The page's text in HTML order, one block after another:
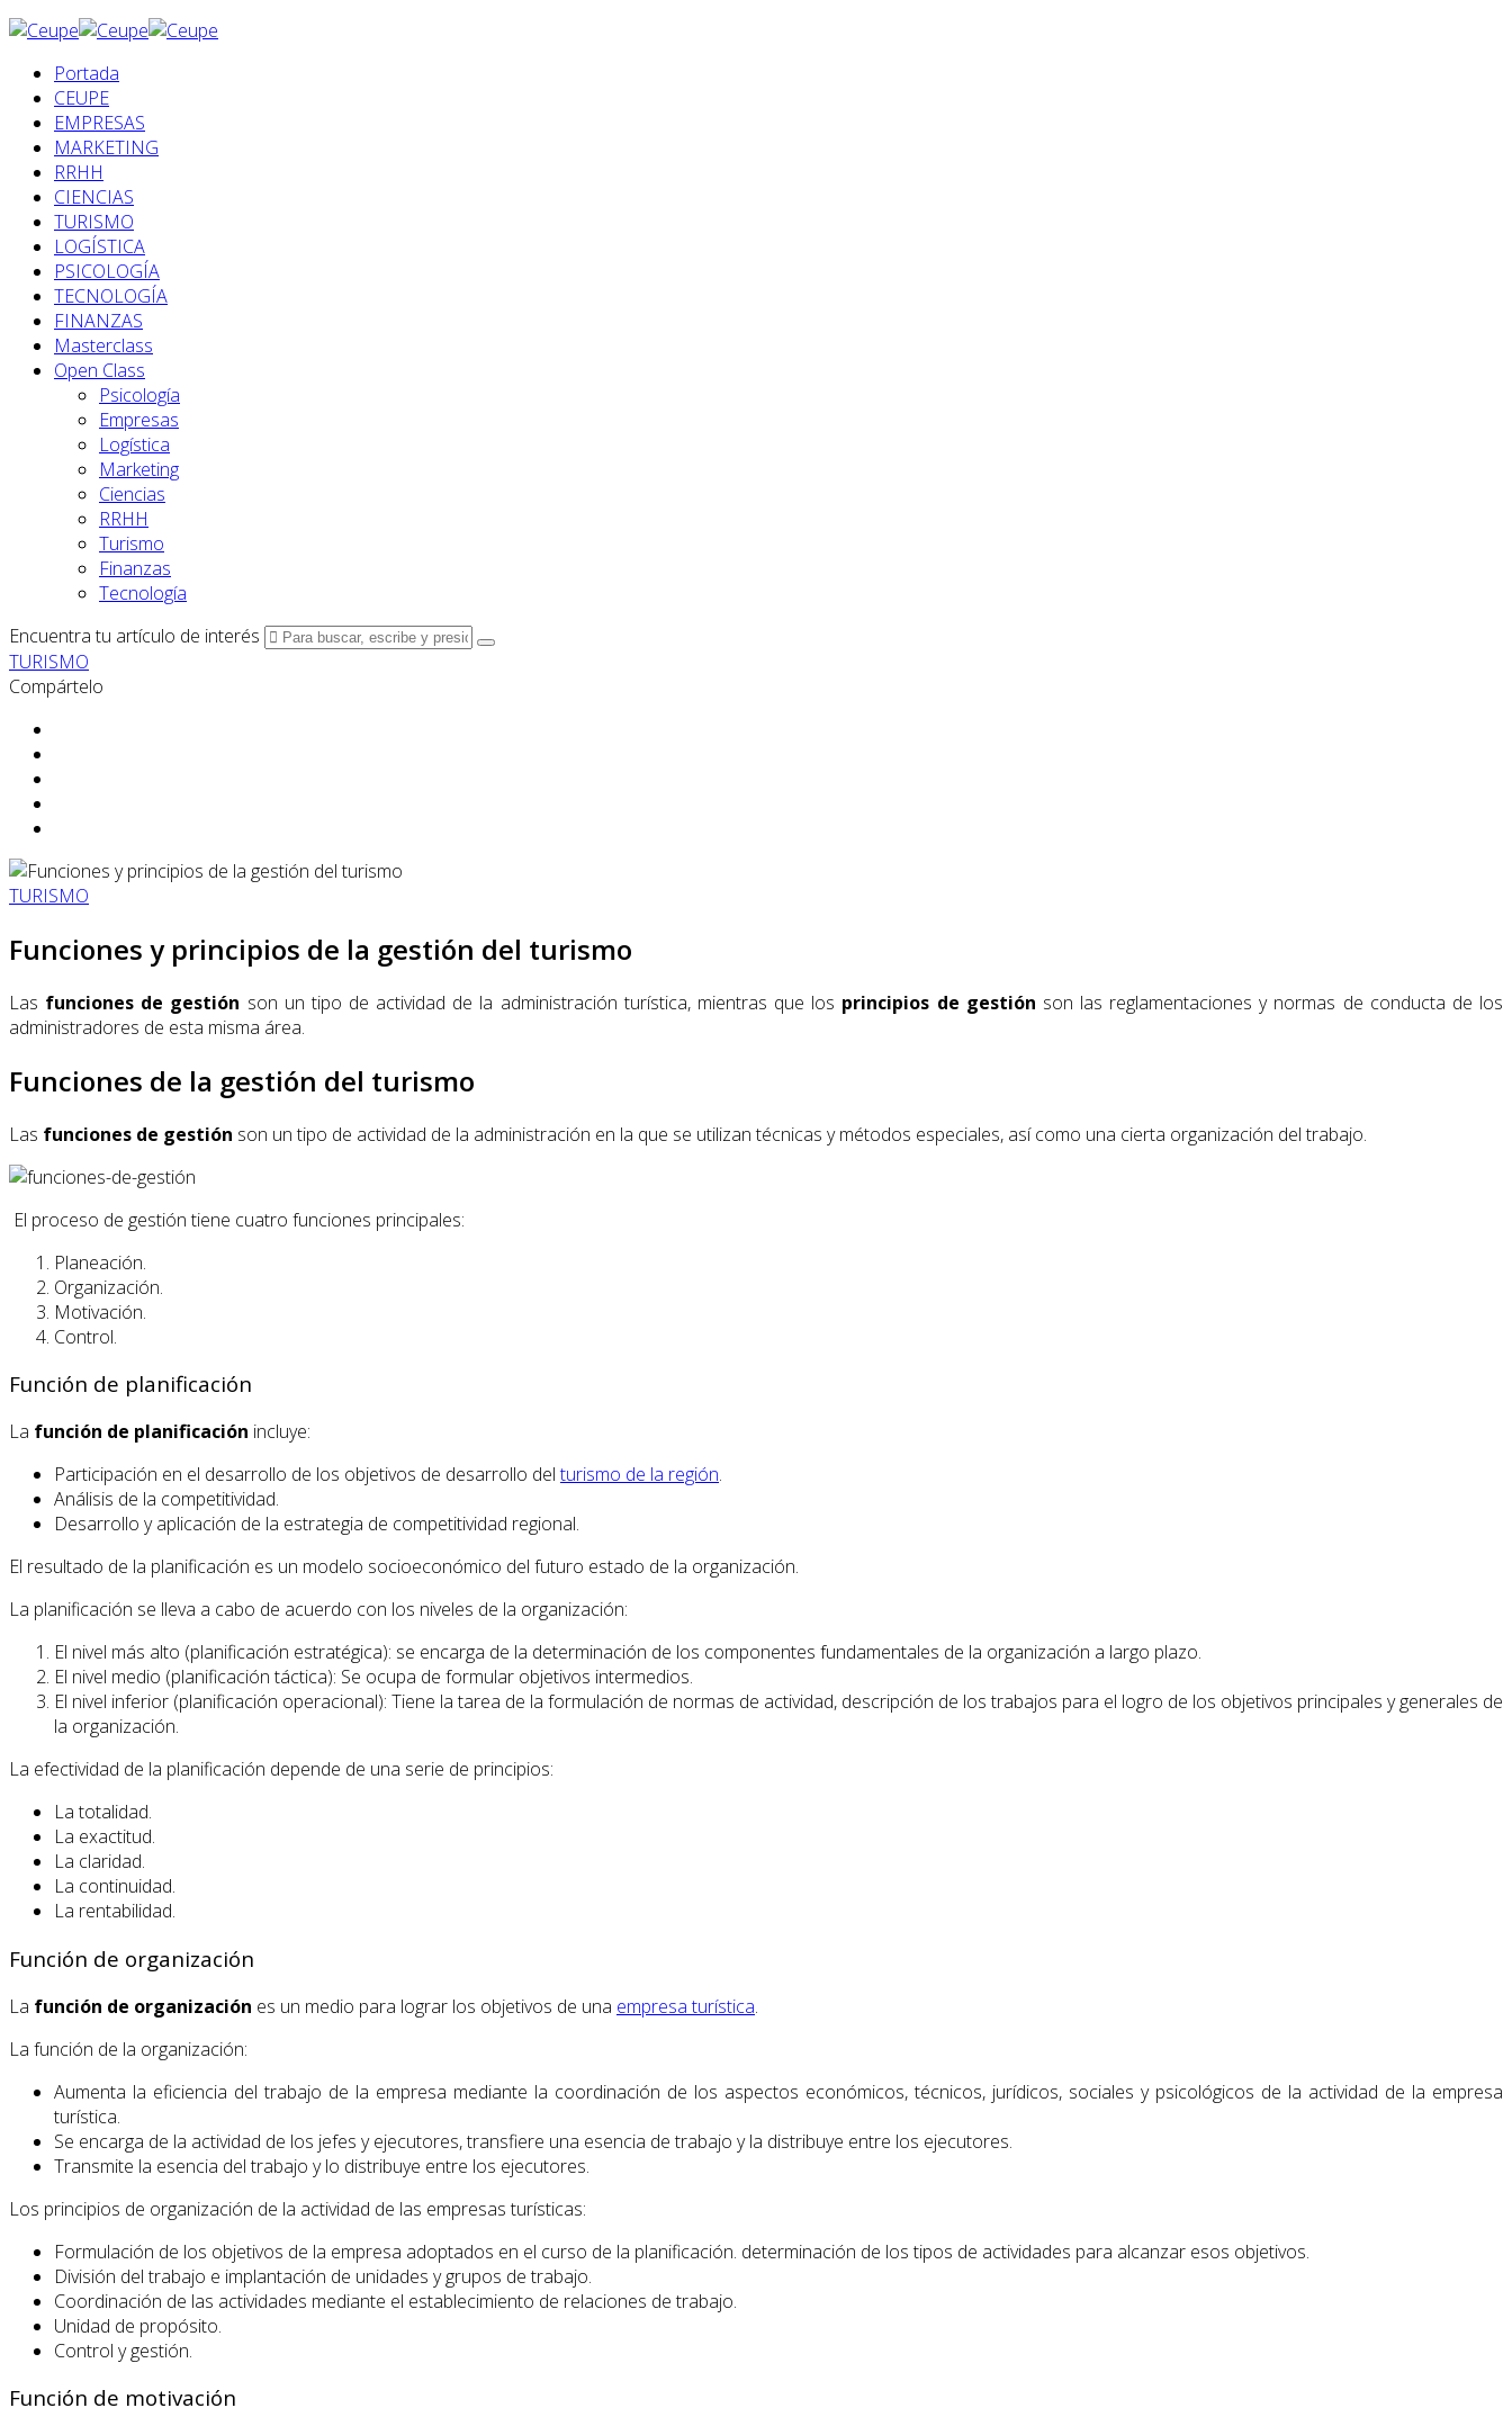
Portada
CEUPE
EMPRESAS
MARKETING
RRHH
CIENCIAS
TURISMO
LOGÍSTICA
PSICOLOGÍA
TECNOLOGÍA
FINANZAS
Masterclass
Open Class
Psicología
Empresas
Logística
Marketing
Ciencias
RRHH
Turismo
Finanzas
Tecnología
Encuentra tu artículo de interés
TURISMO
Compártelo
TURISMO
Funciones y principios de la gestión del turismo
Las funciones de gestión son un tipo de actividad de la administración turística, mientras que los principios de gestión son las reglamentaciones y normas de conducta de los
administradores de esta misma área.
Funciones de la gestión del turismo
Las funciones de gestión son un tipo de actividad de la administración en la que se utilizan técnicas y métodos especiales, así como una cierta organización del trabajo.
El proceso de gestión tiene cuatro funciones principales:
Planeación.
Organización.
Motivación.
Control.
Función de planificación
La función de planificación incluye:
Participación en el desarrollo de los objetivos de desarrollo delturismo de la región.
Análisis de la competitividad.
Desarrollo y aplicación de la estrategia de competitividad regional.
El resultado de la planificación es un modelo socioeconómico del futuro estado de la organización.
La planificación se lleva a cabo de acuerdo con los niveles de la organización:
El nivel más alto (planificación estratégica): se encarga de la determinación de los componentes fundamentales de la organización a largo plazo.
El nivel medio (planificación táctica): Se ocupa de formular objetivos intermedios.
El nivel inferior (planificación operacional): Tiene la tarea de la formulación de normas de actividad, descripción de los trabajos para el logro de los objetivos principales y generales de
la organización.
La efectividad de la planificación depende de una serie de principios:
La totalidad.
La exactitud.
La claridad.
La continuidad.
La rentabilidad.
Función de organización
La función de organización es un medio para lograr los objetivos de una empresa turística.
La función de la organización:
Aumenta la eficiencia del trabajo de la empresa mediante la coordinación de los aspectos económicos, técnicos, jurídicos, sociales y psicológicos de la actividad de la empresa
turística.
Se encarga de la actividad de los jefes y ejecutores, transfiere una esencia de trabajo y la distribuye entre los ejecutores.
Transmite la esencia del trabajo y lo distribuye entre los ejecutores.
Los principios de organización de la actividad de las empresas turísticas:
Formulación de los objetivos de la empresa adoptados en el curso de la planificación. determinación de los tipos de actividades para alcanzar esos objetivos.
División del trabajo e implantación de unidades y grupos de trabajo.
Coordinación de las actividades mediante el establecimiento de relaciones de trabajo.
Unidad de propósito.
Control y gestión.
Función de motivación